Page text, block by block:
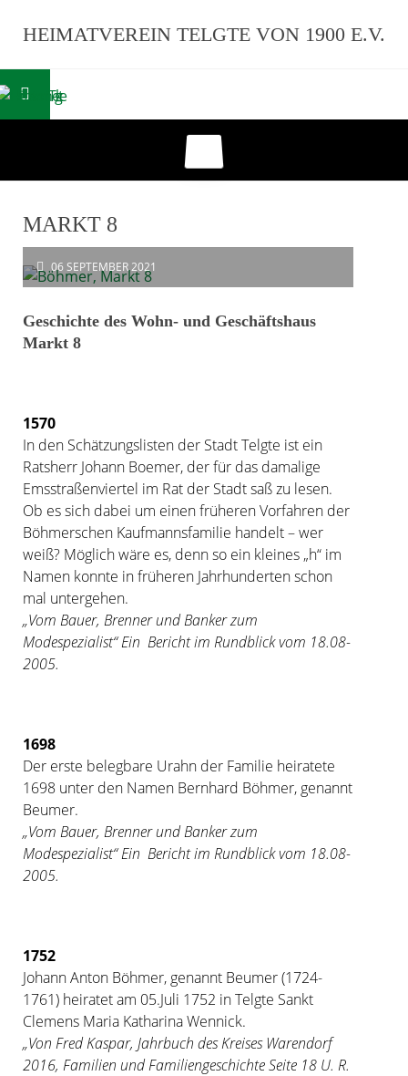
HEIMATVEREIN TELGTE VON 1900 E.V.
MARKT 8
06 SEPTEMBER 2021
Geschichte des Wohn- und Geschäftshaus
Markt 8
1570
In den Schätzungslisten der Stadt Telgte ist ein
Ratsherr Johann Boemer, der für das damalige
Emsstraßenviertel im Rat der Stadt saß zu lesen.
Ob es sich dabei um einen früheren Vorfahren der
Böhmerschen Kaufmannsfamilie handelt – wer
weiß? Möglich wäre es, denn so ein kleines „h“ im
Namen konnte in früheren Jahrhunderten schon
mal untergehen.
„Vom Bauer, Brenner und Banker zum
Modespezialist“ Ein Bericht im Rundblick vom 18.08-
2005.
1698
Der erste belegbare Urahn der Familie heiratete
1698 unter den Namen Bernhard Böhmer, genannt
Beumer.
„Vom Bauer, Brenner und Banker zum
Modespezialist“ Ein Bericht im Rundblick vom 18.08-
2005.
1752
Johann Anton Böhmer, genannt Beumer (1724-
1761) heiratet am 05.Juli 1752 in Telgte Sankt
Clemens Maria Katharina Wennick.
„Von Fred Kaspar, Jahrbuch des Kreises Warendorf
2016, Familien und Familiengeschichte Seite 18 U. R.